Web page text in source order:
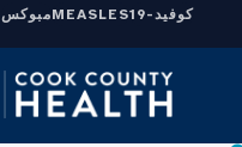
كوفيد-19 MEASLESمبوكس